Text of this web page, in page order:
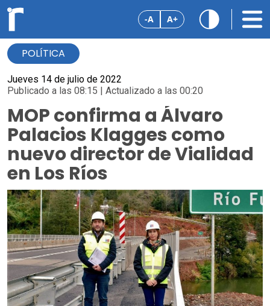
-A A+
POLÍTICA
Jueves 14 de julio de 2022
Publicado a las 08:15 | Actualizado a las 00:20
MOP confirma a Álvaro
Palacios Klagges como
nuevo director de Vialidad
en Los Ríos